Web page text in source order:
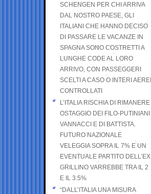
SCHENGEN PER CHI ARRIVA
DAL NOSTRO PAESE, GLI
ITALIANI CHE HANNO DECISO
DI PASSARE LE VACANZE IN
SPAGNA SONO COSTRETTI A
LUNGHE CODE AL LORO
ARRIVO, CON PASSEGGERI
SCELTI A CASO O INTERI AEREI
CONTROLLATI
L’ITALIA RISCHIA DI RIMANERE
OSTAGGIO DEI FILO-PUTINIANI
VANNACCI E DI BATTISTA.
FUTURO NAZIONALE
VELEGGIA SOPRA IL 7% E UN
EVENTUALE PARTITO DELL’EX
GRILLINO VARREBBE TRA IL 2
E IL 3.5%
“DALL’ITALIA UNA MISURA